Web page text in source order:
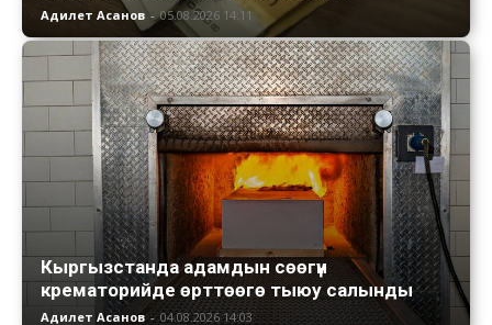
Адилет Асанов - 05.08.2026 14:11
Кыргызстанда адамдын сөөгүн
крематорийде өрттөөгө тыюу салынды
Адилет Асанов - 04.08.2026 14:03